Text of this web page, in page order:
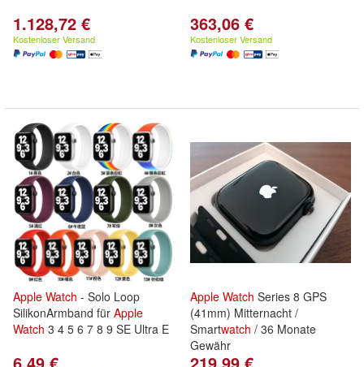
1.128,72 €
Kostenloser Versand
363,06 €
Kostenloser Versand
Apple Watch - Solo Loop
SilikonArmband für Apple
Watch 3 4 5 6 7 8 9 SE Ultra E
Apple Watch Series 8 GPS
(41mm) Mitternacht /
Smartwatch / 36 Monate
Gewähr